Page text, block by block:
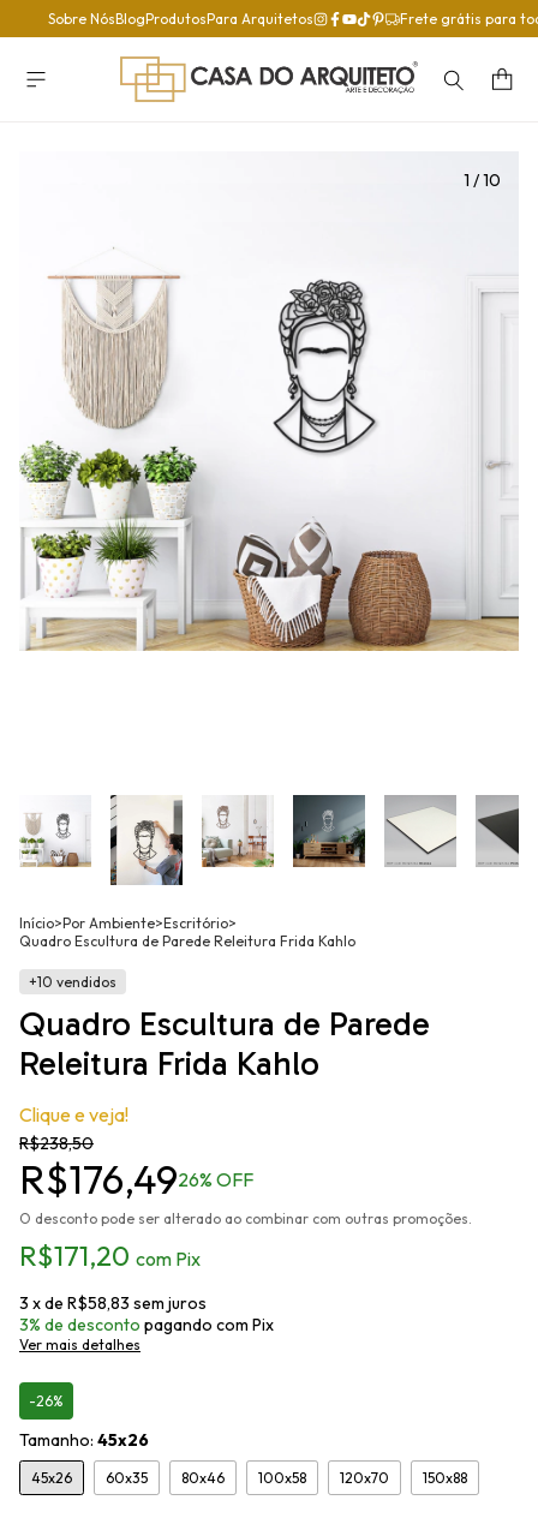
Sobre NósBlogProdutosPara Arquitetos Frete grátis para
1 /10
Início>Por Ambiente>Escritório>
Quadro Escultura de Parede Releitura Frida Kahlo
+10 vendidos
Quadro Escultura de Parede
Releitura Frida Kahlo
Clique e veja!
R$238,50
R$176,4926% OFF
O desconto pode ser alterado ao combinar com outras promoções.
R$171,20 com Pix
3 x de R$58,83 sem juros
3% de desconto pagando com Pix
Ver mais detalhes
-26%
Tamanho: 45x26
45x26 60x35 80x46 100x58 120x70 150x88